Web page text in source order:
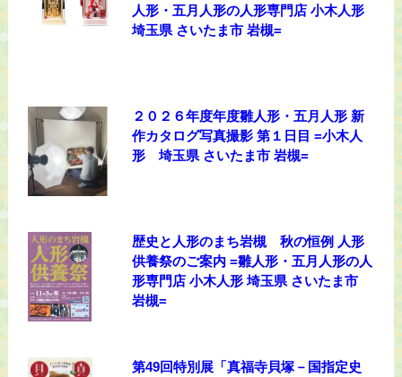
人形・五月人形の人形専門店 小木人形
埼玉県 さいたま市 岩槻=
２０２６年度年度雛人形・五月人形 新
作カタログ写真撮影 第１日目 =小木人
形 埼玉県 さいたま市 岩槻=
歴史と人形のまち岩槻 秋の恒例 人形
供養祭のご案内 =雛人形・五月人形の人
形専門店 小木人形 埼玉県 さいたま市
岩槻=
第49回特別展「真福寺貝塚－国指定史